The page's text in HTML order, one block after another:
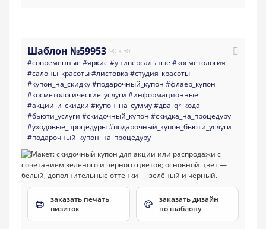
Шаблон №59953 90 x 50
#современные #яркие #универсальные #косметология
#салоны_красоты#листовка #студия_красоты
#купон_на_скидку#подарочный_купон #флаер_купон
#косметологические_услуги #информационные
#акции_и_скидки #купон_на_сумму#два_qr_кода
#бьюти_услуги #скидочный_купон #скидка_на_процедуру
#уходовые_процедуры#подарочный_купон_бьюти_услуги
#подарочный_купон_на_процедуру
заказать печать
визиток
заказать дизайн
по шаблону